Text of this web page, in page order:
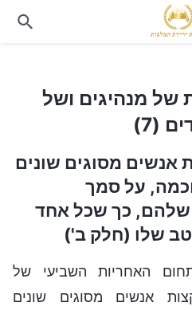
(7)
של מנהיגים ושל
(7)
אנשים מסוגים שונים
על סמך
שלהם, כך שכל אחד
שלו (חלק ב')
האחריות השביעי של
אנשים מסוגים שונים